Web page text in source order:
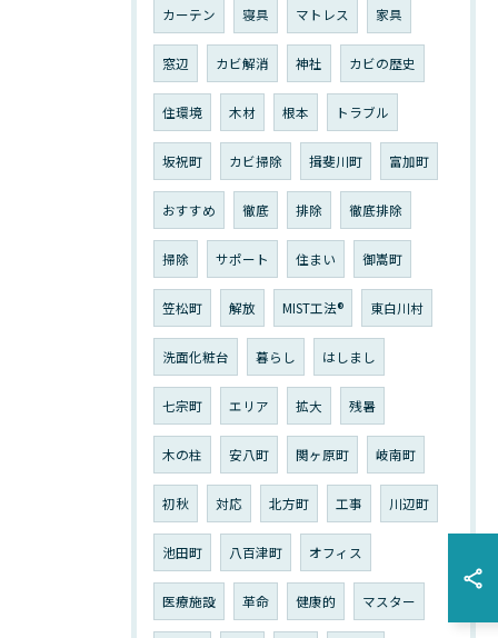
カーテン 寝具 マトレス 家具
窓辺 カビ解消 神社 カビの歴史
住環境 木材 根本 トラブル
坂祝町 カビ掃除 揖斐川町 富加町
おすすめ 徹底 排除 徹底排除
掃除 サポート 住まい 御嵩町
笠松町 解放 MIST工法®︎ 東白川村
洗面化粧台 暮らし はしまし
七宗町 エリア 拡大 残暑
木の柱 安八町 関ヶ原町 岐南町
初秋 対応 北方町 工事 川辺町
池田町 八百津町 オフィス
医療施設 革命 健康的 マスター